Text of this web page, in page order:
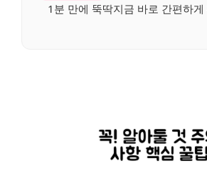
1분 만에 뚝딱지금 바로 간편하